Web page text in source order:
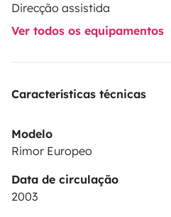
Direcção assistida
Ver todos os equipamentos
Características técnicas
Modelo
Rimor Europeo
Data de circulação
2003